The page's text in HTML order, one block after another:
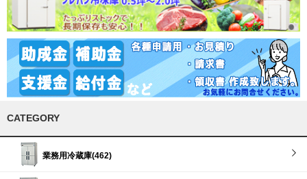
CATEGORY
業務用冷蔵庫(462)